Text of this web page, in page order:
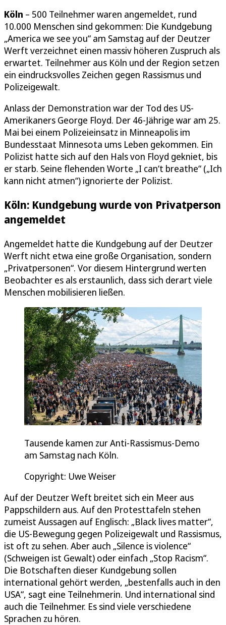
Köln – 500 Teilnehmer waren angemeldet, rund
10.000 Menschen sind gekommen: Die Kundgebung
„America we see you“ am Samstag auf der Deutzer
Werft verzeichnet einen massiv höheren Zuspruch als
erwartet. Teilnehmer aus Köln und der Region setzen
ein eindrucksvolles Zeichen gegen Rassismus und
Polizeigewalt.
Anlass der Demonstration war der Tod des US-
Amerikaners George Floyd. Der 46-Jährige war am 25.
Mai bei einem Polizeieinsatz in Minneapolis im
Bundesstaat Minnesota ums Leben gekommen. Ein
Polizist hatte sich auf den Hals von Floyd gekniet, bis
er starb. Seine flehenden Worte „I can‘t breathe“ („Ich
kann nicht atmen“) ignorierte der Polizist.
Köln: Kundgebung wurde von Privatperson
angemeldet
Angemeldet hatte die Kundgebung auf der Deutzer
Werft nicht etwa eine große Organisation, sondern
„Privatpersonen“. Vor diesem Hintergrund werten
Beobachter es als erstaunlich, dass sich derart viele
Menschen mobilisieren ließen.
Tausende kamen zur Anti-Rassismus-Demo
am Samstag nach Köln.
Copyright: Uwe Weiser
Auf der Deutzer Weft breitet sich ein Meer aus
Pappschildern aus. Auf den Protesttafeln stehen
zumeist Aussagen auf Englisch: „Black lives matter“,
die US-Bewegung gegen Polizeigewalt und Rassismus,
ist oft zu sehen. Aber auch „Silence is violence“
(Schweigen ist Gewalt) oder einfach „Stop Racism“.
Die Botschaften dieser Kundgebung sollen
international gehört werden, „bestenfalls auch in den
USA“, sagt eine Teilnehmerin. Und international sind
auch die Teilnehmer. Es sind viele verschiedene
Sprachen zu hören.